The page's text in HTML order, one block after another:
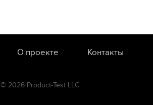
О проекте Контакты
© 2026 Product-Test LLC